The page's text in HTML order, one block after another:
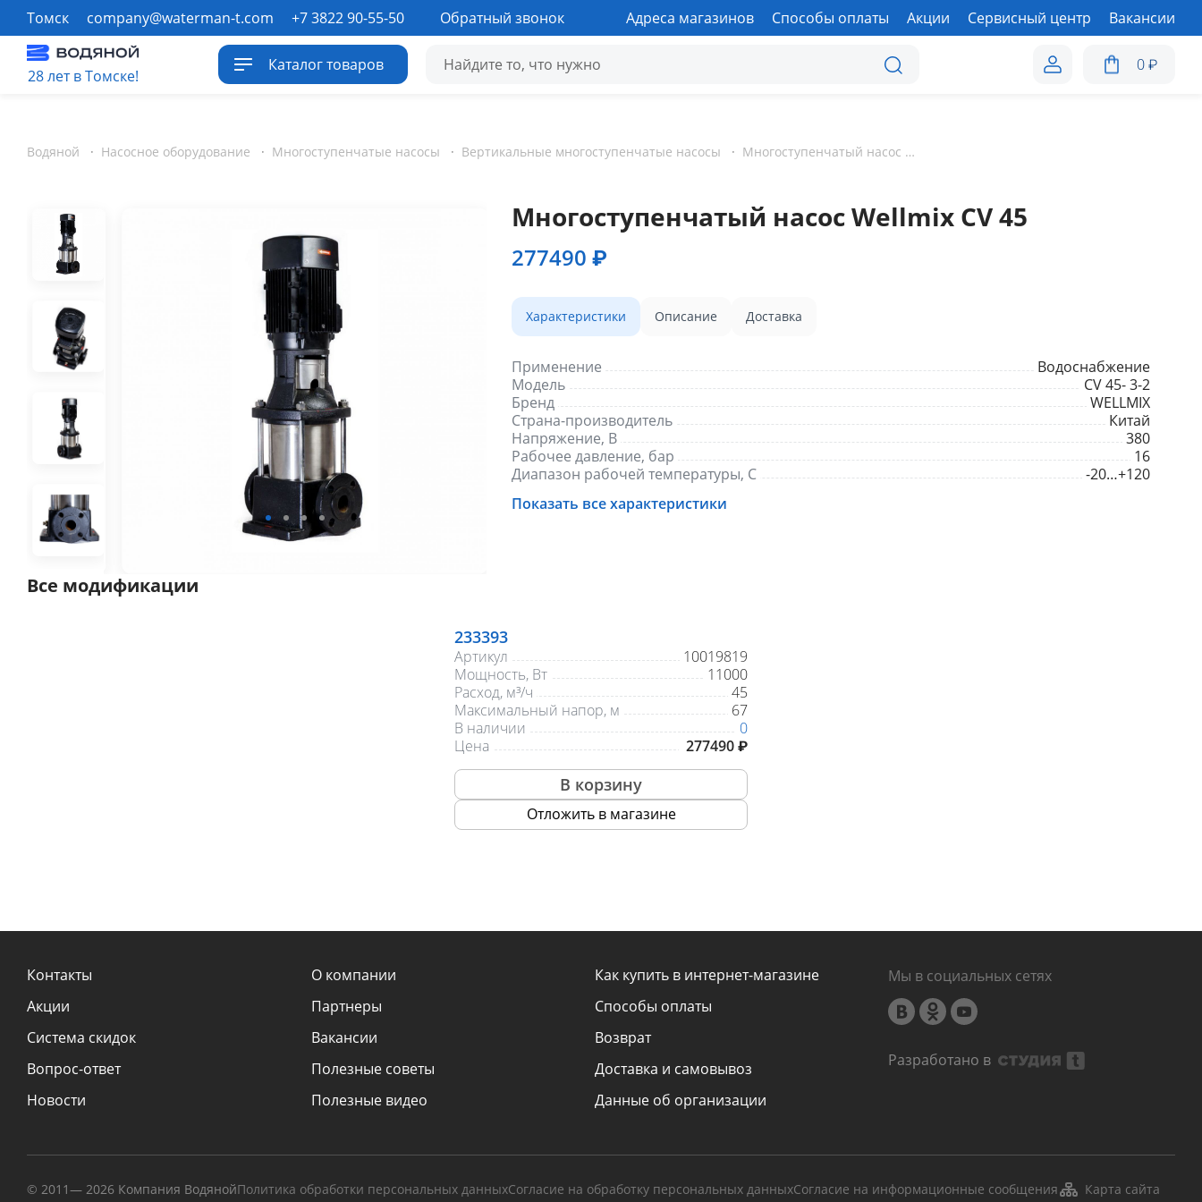
Томск company@waterman-t.com +7 3822 90-55-50 Обратный звонок Адреса магазинов Способы оплаты Акции Сервисный центр Вакансии
28 лет в Томске!
Каталог товаров 0₽
Водяной · Насосное оборудование · Многоступенчатые насосы · Вертикальные многоступенчатые насосы · Многоступенчатый насос Wellmix CV 45
Многоступенчатый насос Wellmix CV 45
277490 ₽
Характеристики Описание Доставка
Применение
Водоснабжение
Модель
CV 45- 3-2
Бренд
WELLMIX
Страна-производитель
Китай
Напряжение, В
380
Рабочее давление, бар
16
Диапазон рабочей температуры, С
-20…+120
Материал корпуса
Показать все характеристики
Все модификации
233393
Артикул
10019819
Мощность, Вт
11000
Расход, м³/ч
45
Максимальный напор, м
67
В наличии
0
Цена
277490 ₽
В корзину
Отложить в магазине
Контакты
Акции
Система скидок
Вопрос-ответ
Новости
О компании
Партнеры
Вакансии
Полезные советы
Полезные видео
Как купить в интернет-магазине
Способы оплаты
Возврат
Доставка и самовывоз
Данные об организации
Мы в социальных сетях
Разработано в
© 2011— 2026 Компания ВодянойПолитика обработки персональных данныхСогласие на обработку персональных данныхСогласие на информационные сообщения Карта сайта